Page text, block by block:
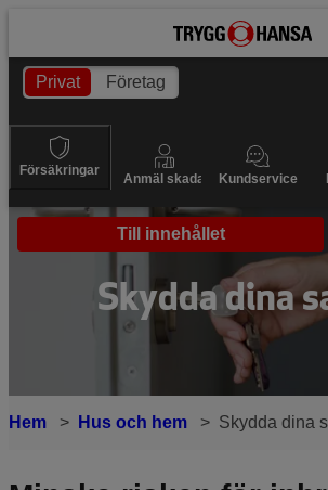
Till innehållet
Privat Företag
Försäkringar
Anmäl skada Kundservice
Skydda dina
Hem Hus och hem Skydda dina